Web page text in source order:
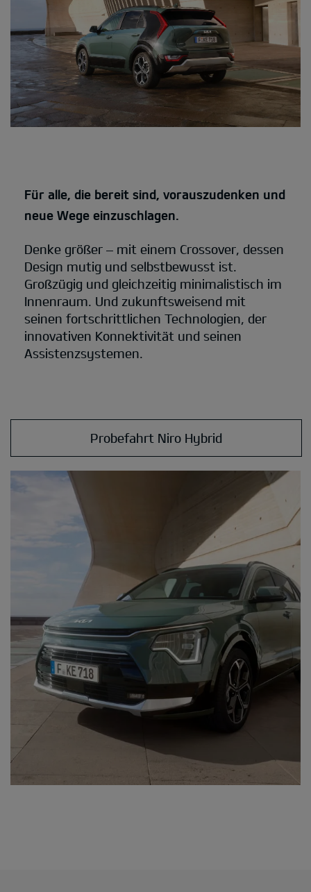
Für alle, die bereit sind, vorauszudenken und
neue Wege einzuschlagen.
Denke größer – mit einem Crossover, dessen
Design mutig und selbstbewusst ist.
Großzügig und gleichzeitig minimalistisch im
Innenraum. Und zukunftsweisend mit
seinen fortschrittlichen Technologien, der
innovativen Konnektivität und seinen
Assistenzsystemen.
Probefahrt Niro Hybrid